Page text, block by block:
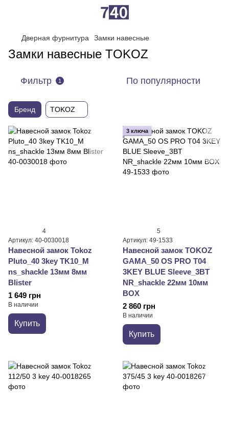
Дверная фурнитура Замки навесные
Замки навесные TOKOZ
Фильтр 1 По популярности
Бренд TOKOZ
4
Артикул: 40-0030018
Навесной замок Tokoz
Pluto_40 3key TK10_M
ns_shackle 13мм 8мм
Blister
1 649 грн
В наличии
Купить
3 ключа
5
Артикул: 49-1533
Навесной замок TOKOZ
GAMA_50 OS PRO T04
3KEY BLUE Sleeve_3BT
NR_shackle 22мм 10мм
BOX
2 860 грн
В наличии
Купить